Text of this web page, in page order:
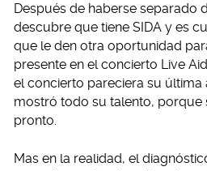
Después de haberse separado
descubre que tiene SIDA y es
que le den otra oportunidad
presente en el concierto Live
el concierto pareciera su última
mostró todo su talento, porque
pronto.
Mas en la realidad, el